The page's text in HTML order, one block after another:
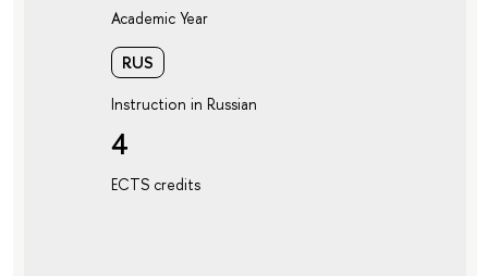
Academic Year
RUS
Instruction in Russian
4
ECTS credits